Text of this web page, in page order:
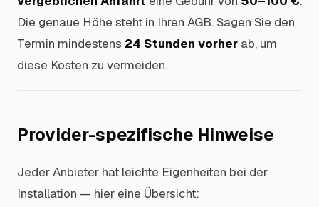
Die genaue Höhe steht in Ihren AGB. Sagen Sie den
Termin mindestens 24 Stunden vorher ab, um
diese Kosten zu vermeiden.
Provider-spezifische Hinweise
Jeder Anbieter hat leichte Eigenheiten bei der
Installation — hier eine Übersicht: